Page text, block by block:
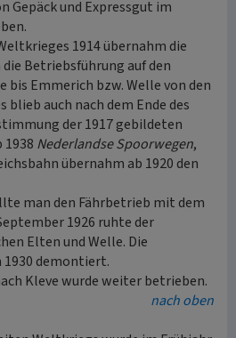
Gepäck und Expressgut im
1914 übernahm die
Betriebsführung auf den
bis Emmerich bzw. Welle von den
auch nach dem Ende des
der 1917 gebildeten
Nederlandse Spoorwegen,
übernahm ab 1920 den
man den Fährbetrieb mit dem
1926 ruhte der
Elten und Welle. Die
1930 demontiert.
Kleve wurde weiter betrieben.
nach oben